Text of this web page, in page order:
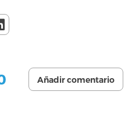
Añadir comentario